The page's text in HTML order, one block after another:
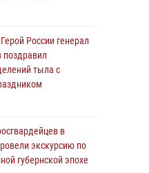
России генерал
поздравил
тыла с
в
экскурсию по
губернской эпохе